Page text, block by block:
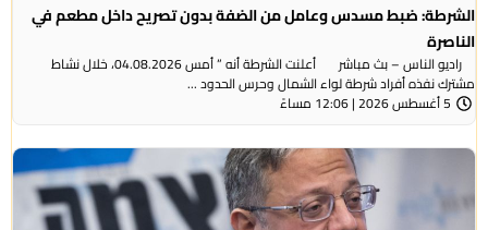
الشرطة: ضبط مسدس وعامل من الضفة بدون تصريح داخل مطعم في
الناصرة
راديو الناس – بث مباشر أعلنت الشرطة أنه ” أمس 04.08.2026، خلال نشاط
مشترك نفذه أفراد شرطة لواء الشمال وحرس الحدود ...
5 أغسطس 2026 | 12:06 مساءً